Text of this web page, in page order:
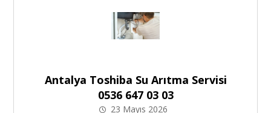
Antalya Toshiba Su Arıtma Servisi
0536 647 03 03
23 Mayıs 2026